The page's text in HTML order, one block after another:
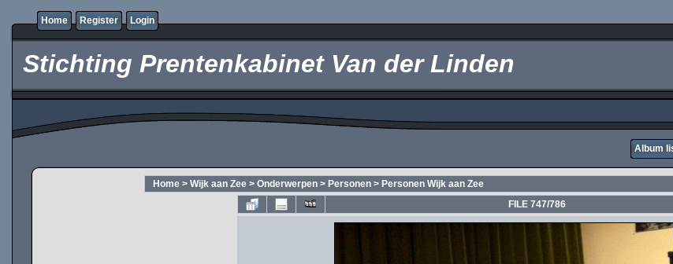
Home Register Login
Stichting Prentenkabinet Van der Linden
Album
Home > Wijk aan Zee > Onderwerpen > Personen > Personen Wijk aan Zee
FILE 747/786